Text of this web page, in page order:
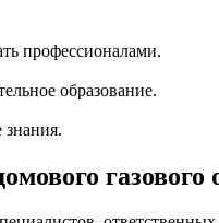
профессионалами.
образование.
газового